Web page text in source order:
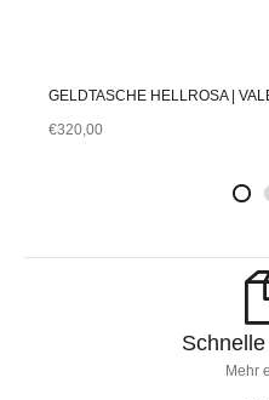
GELDTASCHE HELLROSA |
€320,00
Mehr